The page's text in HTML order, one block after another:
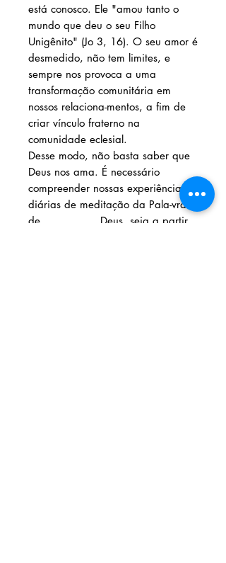
está conosco. Ele "amou tanto o
mundo que deu o seu Filho
Unigênito" (Jo 3, 16). O seu amor é
desmedido, não tem limites, e
sempre nos provoca a uma
transformação comunitária em
nossos relaciona-mentos, a fim de
criar vínculo fraterno na
comunidade eclesial.
Desse modo, não basta saber que
Deus nos ama. É necessário
compreender nossas experiências
diárias de meditação da Pala-vra
de Deus, seja a partir